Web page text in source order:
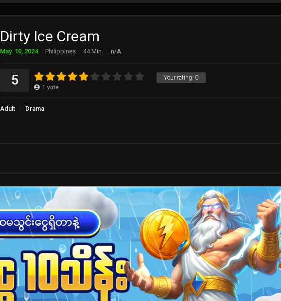
Dirty Ice Cream
May. 10, 2024 Philippines 44 Min. n/A
Your rating: 0
5 1 vote
Adult Drama